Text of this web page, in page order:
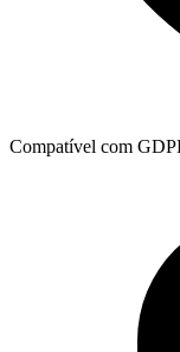
Compatível com